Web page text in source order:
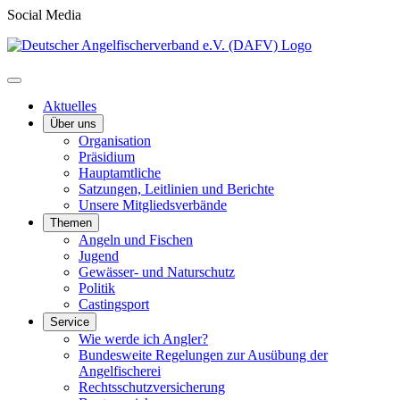
Social Media
Aktuelles
Über uns
Organisation
Präsidium
Hauptamtliche
Satzungen, Leitlinien und Berichte
Unsere Mitgliedsverbände
Themen
Angeln und Fischen
Jugend
Gewässer- und Naturschutz
Politik
Castingsport
Service
Wie werde ich Angler?
Bundesweite Regelungen zur Ausübung der
Angelfischerei
Rechtsschutzversicherung